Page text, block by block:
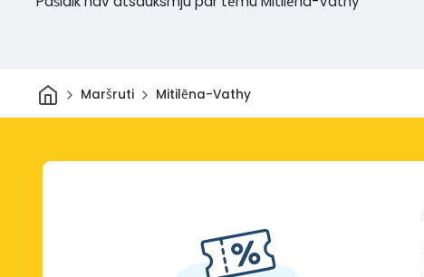
Sākums
Maršruti Mitilēna-Vathy